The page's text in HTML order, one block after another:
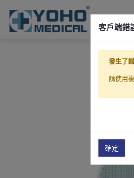
客戶端錯
發生了
請使用
確定